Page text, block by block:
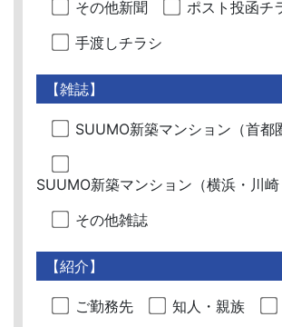
その他新聞
ポスト投函チ
手渡しチラシ
【雑誌】
SUUMO新築マンション（首都
SUUMO新築マンション（横浜・川崎
その他雑誌
【紹介】
ご勤務先 知人・親族